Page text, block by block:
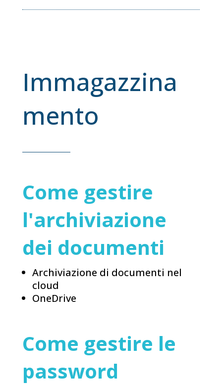
Immagazzina
mento
Come gestire
l'archiviazione
dei documenti
Archiviazione di documenti nel
cloud
OneDrive
Come gestire le
password